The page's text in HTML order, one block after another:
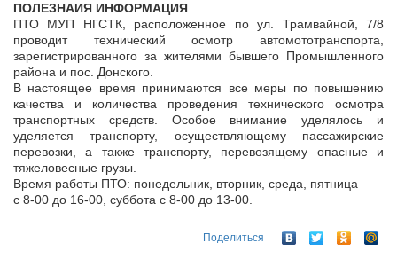
ПОЛЕЗНАИЯ ИНФОРМАЦИЯ
ПТО МУП НГСТК, расположенное по ул. Трамвайной, 7/8
проводит технический осмотр автомототранспорта,
зарегистрированного за жителями бывшего Промышленного
района и пос. Донского.
В настоящее время принимаются все меры по повышению
качества и количества проведения технического осмотра
транспортных средств. Особое внимание уделялось и
уделяется транспорту, осуществляющему пассажирские
перевозки, а также транспорту, перевозящему опасные и
тяжеловесные грузы.
Время работы ПТО: понедельник, вторник, среда, пятница
с 8-00 до 16-00, суббота с 8-00 до 13-00.
Поделиться